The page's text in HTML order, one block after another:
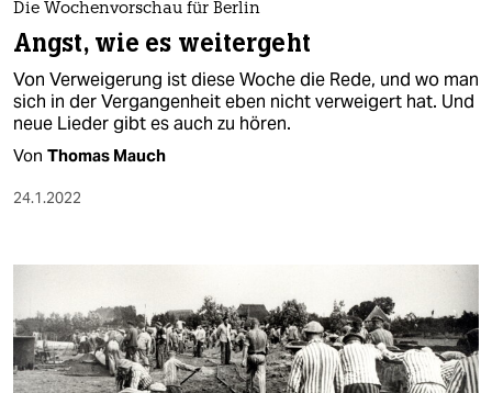
Die Wochenvorschau für Berlin
Angst, wie es weitergeht
Von Verweigerung ist diese Woche die Rede, und wo man
sich in der Vergangenheit eben nicht verweigert hat. Und
neue Lieder gibt es auch zu hören.
Von Thomas Mauch
24.1.2022